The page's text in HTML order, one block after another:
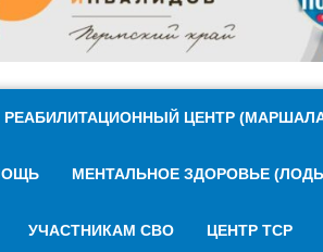
РЕАБИЛИТАЦИОННЫЙ ЦЕНТР
МЕНТАЛЬНОЕ ЗДОРОВЬЕ
УЧАСТНИКАМ СВО ЦЕНТР ТСР